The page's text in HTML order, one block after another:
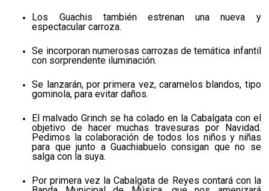
Los Guachis también estrenan una nueva y
espectacular carroza.
Se incorporan numerosas carrozas de temática infantil
con sorprendente iluminación.
Se lanzarán, por primera vez, caramelos blandos, tipo
gominola, para evitar daños.
El malvado Grinch se ha colado en la Cabalgata con el
objetivo de hacer muchas travesuras por Navidad.
Pedimos la colaboración de todos los niños y niñas
para que junto a Guachiabuelo consigan que no se
salga con la suya.
Por primera vez la Cabalgata de Reyes contará con la